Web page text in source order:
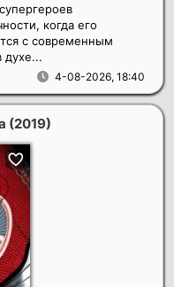
4-08-2026, 18:40
когда его
с современным
(2019)